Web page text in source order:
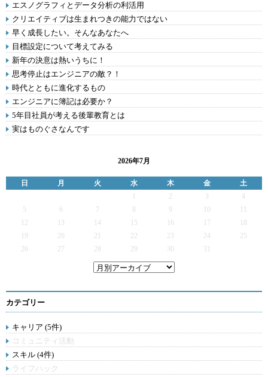
エスノグラフィとデータ分析の利活用
クリエイティブは生まれつきの能力ではない
早く成長したい。そんなあなたへ
目標設定について考えてみる
新年の決意は熱いうちに！
思考停止はエンジニアの敵？！
時代とともに進化するもの
エンジニアに簿記は必要か？
5年目社員が考える後輩教育とは
実はものぐさなんです
2026年7月
日 月 火 水 木 金
土
2 3
4
5
6 7 9
12
13 14 15 16 17
19
20 21 22 23 24
25
26
27 28 29 30 31
カテゴリー
キャリア (5件)
コミュニティ活動
スキル (4件)
ライフハック